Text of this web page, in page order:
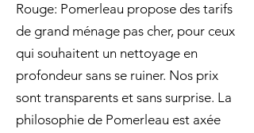
Rouge: Pomerleau propose des tarifs
de grand ménage pas cher, pour ceux
qui souhaitent un nettoyage en
profondeur sans se ruiner. Nos prix
sont transparents et sans surprise. La
philosophie de Pomerleau est axée